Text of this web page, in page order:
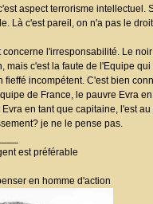
aspect terrorisme
Là c'est pareil, on n'a pas le
concerne l'irresponsabilité. Le
mais c'est la faute de l'Equipe
fieffé incompétent. C'est bien
de France, le pauvre Evra
en tant que capitaine, l'est
je ne le pense pas.
est préférable
en homme d'action